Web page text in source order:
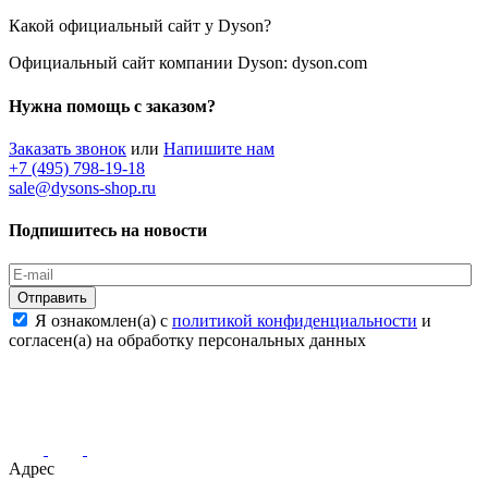
Какой официальный сайт у Dyson?
Официальный сайт компании Dyson: dyson.com
Нужна помощь с заказом?
Заказать звонок или Напишите нам
+7 (495) 798-19-18
sale@dysons-shop.ru
Подпишитесь на новости
Отправить
Я ознакомлен(а) с политикой конфиденциальности и
согласен(а) на обработку персональных данных
Адрес